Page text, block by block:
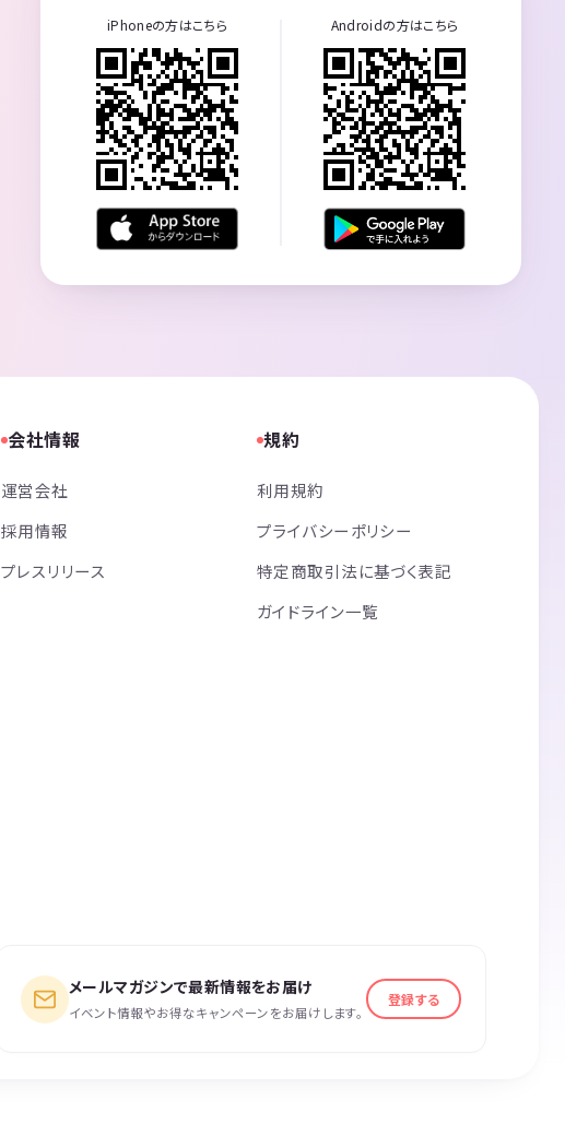
iPhoneの方はこちら Androidの方はこちら
会社情報
運営会社
採用情報
プレスリリース
規約
利用規約
プライバシーポリシー
特定商取引法に基づく表記
ガイドライン一覧
メールマガジンで最新情報をお届け
イベント情報やお得なキャンペーンをお届けします。
登録する